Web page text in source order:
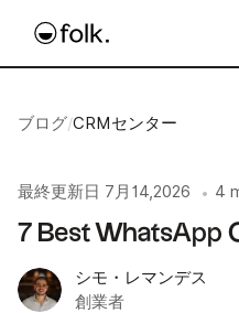
ブログ/CRMセンター
最終更新日 7月14,2026 • 4
7 Best WhatsApp
シモ・レマンデス
創業者